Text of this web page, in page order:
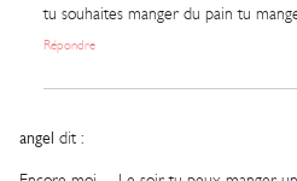
tu souhaites manger du pain tu
Répondre
angel dit :